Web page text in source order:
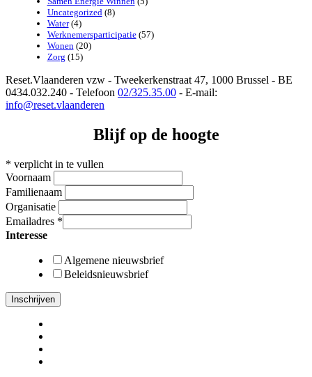
Uncategorized(8)
Water(4)
Werknemersparticipatie(57)
Wonen(20)
Zorg (15)
Reset.Vlaanderen vzw - Tweekerkenstraat 47, 1000 Brussel - BE
0434.032.240 - Telefoon 02/325.35.00 - E-mail:
info@reset.vlaanderen
Blijf op de hoogte
* verplicht in te vullen
Voornaam
Familienaam
Organisatie
Emailadres *
Interesse
Algemene nieuwsbrief
Beleidsnieuwsbrief